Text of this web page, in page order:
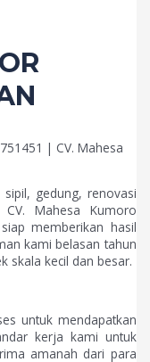
| CV. Mahesa
gedung, renovasi
Mahesa Kumoro
memberikan hasil
kami belasan tahun
skala kecil dan besar.
untuk mendapatkan
kerja kami untuk
amanah dari para